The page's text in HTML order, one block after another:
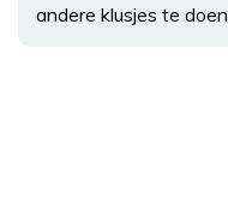
andere klusjes te doen.